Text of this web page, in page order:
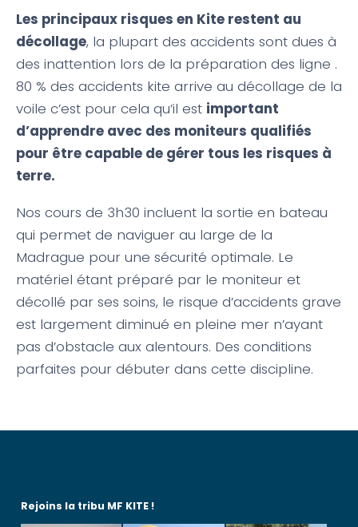
Les principaux risques en Kite restent au
décollage, la plupart des accidents sont dues à
des inattention lors de la préparation des ligne .
80 % des accidents kite arrive au décollage de la
voile c’est pour cela qu’il est important
d’apprendre avec des moniteurs qualifiés
pour être capable de gérer tous les risques à
terre.
Nos cours de 3h30 incluent la sortie en bateau
qui permet de naviguer au large de la
Madrague pour une sécurité optimale. Le
matériel étant préparé par le moniteur et
décollé par ses soins, le risque d’accidents grave
est largement diminué en pleine mer n’ayant
pas d’obstacle aux alentours. Des conditions
parfaites pour débuter dans cette discipline.
Rejoins la tribu MF KITE !